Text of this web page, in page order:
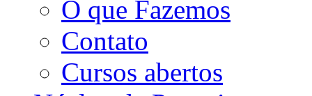
O que Fazemos
Contato
Cursos abertos